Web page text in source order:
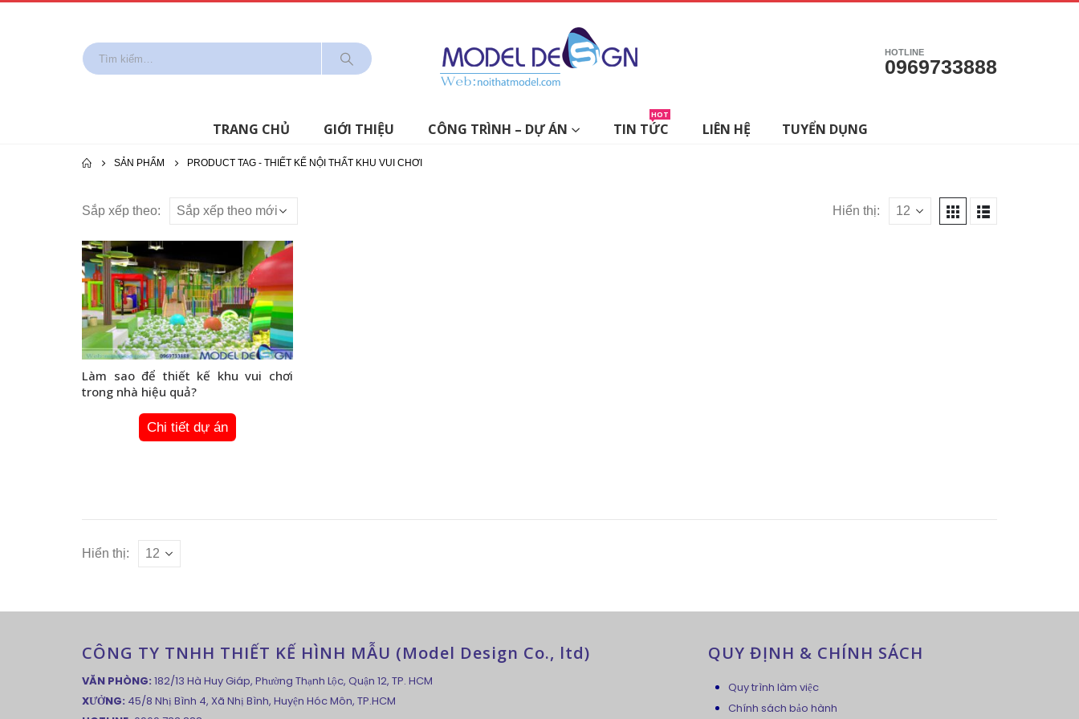
HOTLINE
0969733888
TRANG CHỦ GIỚI THIỆU CÔNG TRÌNH – DỰ ÁN TIN TỨC
HOT
LIÊN HỆ TUYỂN DỤNG
SẢN PHẨM PRODUCT TAG - THIẾT KẾ NỘI THẤT KHU VUI CHƠI
Sắp xếp theo: Hiển thị:
Làm sao để thiết kế khu vui chơi
trong nhà hiệu quả?
Chi tiết dự án
Hiển thị:
CÔNG TY TNHH THIẾT KẾ HÌNH MẪU (Model Design Co., ltd)
VĂN PHÒNG: 182/13 Hà Huy Giáp, Phường Thạnh Lộc, Quận 12, TP. HCM
XƯỞNG: 45/8 Nhị Bình 4, Xã Nhị Bình, Huyện Hóc Môn, TP.HCM
QUY ĐỊNH & CHÍNH SÁCH
Quy trình làm việc
Chính sách bảo hành